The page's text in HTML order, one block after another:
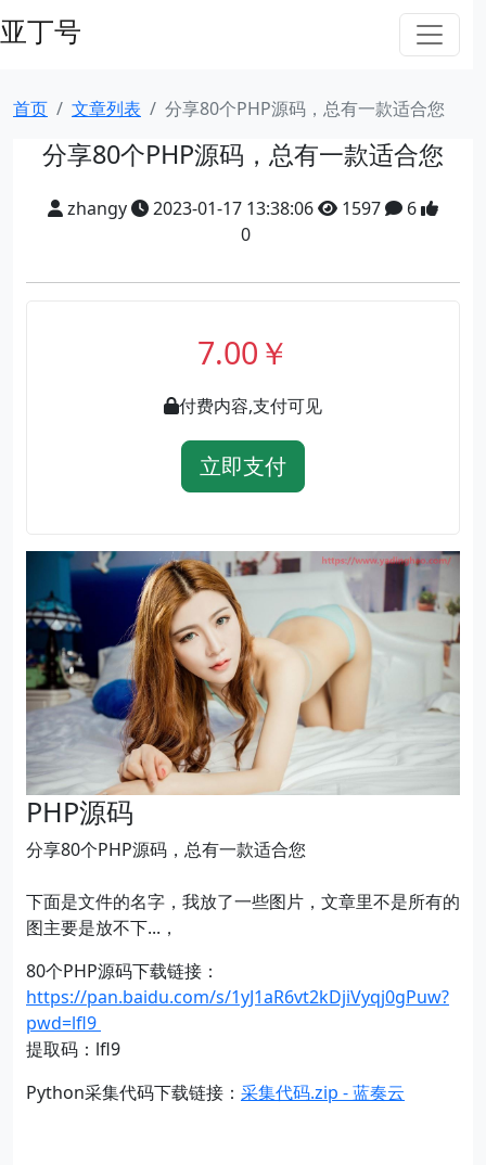
亚丁号
首页 文章列表 分享80个PHP源码，总有一款适合您
分享80个PHP源码，总有一款适合您
zhangy 2023-01-17 13:38:06 1597
6
0
7.00￥
付费内容,支付可见
立即支付
PHP源码
分享80个PHP源码，总有一款适合您
下面是文件的名字，我放了一些图片，文章里不是所有的
图主要是放不下...，
80个PHP源码下载链接：
https://pan.baidu.com/s/1yJ1aR6vt2kDjiVyqj0gPuw?
pwd=lfl9
提取码：lfl9
Python采集代码下载链接： 采集代码.zip - 蓝奏云